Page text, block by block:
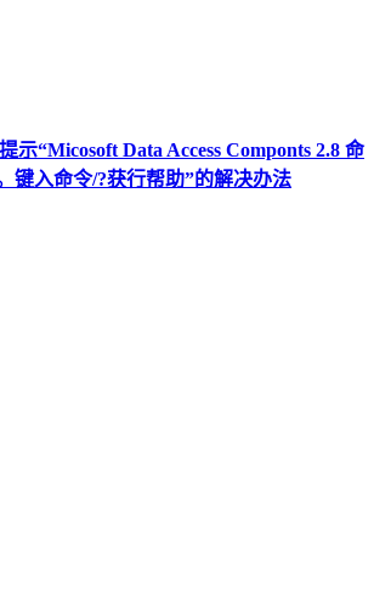
示“Micosoft Data Access Componts 2.8 命
键入命令/?获行帮助”的解决办法